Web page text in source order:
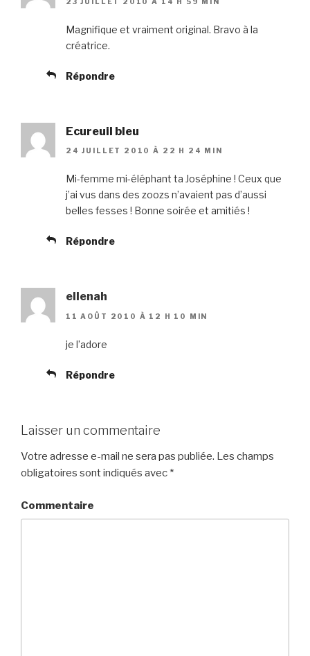
Magnifique et vraiment original. Bravo à la
créatrice.
Répondre
Ecureuil bleu
24 JUILLET 2010 À 22 H 24 MIN
Mi-femme mi-éléphant ta Joséphine ! Ceux que
j’ai vus dans des zoozs n’avaient pas d’aussi
belles fesses ! Bonne soirée et amitiés !
Répondre
ellenah
11 AOÛT 2010 À 12 H 10 MIN
je l’adore
Répondre
Laisser un commentaire
Votre adresse e-mail ne sera pas publiée. Les champs
obligatoires sont indiqués avec *
Commentaire